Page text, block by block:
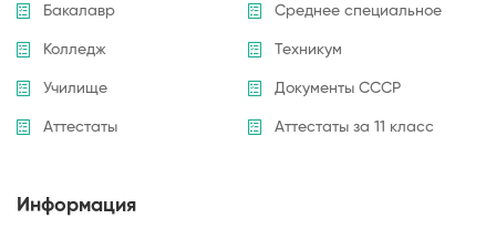
Бакалавр Среднее специальное
Колледж Техникум
Училище Документы СССР
Аттестаты Аттестаты за 11 класс
Информация